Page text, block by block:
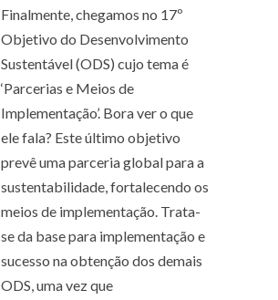
Finalmente, chegamos no 17º
Objetivo do Desenvolvimento
Sustentável (ODS) cujo tema é
‘Parcerias e Meios de
Implementação’. Bora ver o que
ele fala? Este último objetivo
prevê uma parceria global para a
sustentabilidade, fortalecendo os
meios de implementação. Trata-
se da base para implementação e
sucesso na obtenção dos demais
ODS, uma vez que